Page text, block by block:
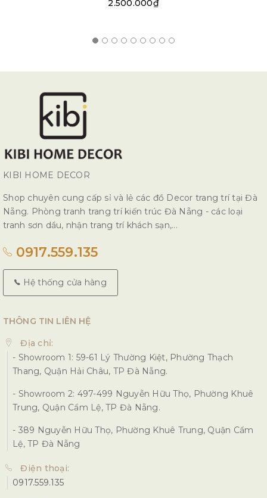
2.500.000₫
KIBI HOME DECOR
Shop chuyên cung cấp sỉ và lẻ các đồ Decor trang trí tại Đà
Nẵng. Phòng tranh trang trí kiến trúc Đà Nẵng - các loại
tranh sơn dầu, nhận trang trí khách sạn,...
0917.559.135
Hệ thống cửa hàng
THÔNG TIN LIÊN HỆ
Địa chỉ:
- Showroom 1: 59-61 Lý Thường Kiệt, Phường Thạch
Thang, Quận Hải Châu, TP Đà Nẵng.
- Showroom 2: 497-499 Nguyễn Hữu Thọ, Phường Khuê
Trung, Quận Cẩm Lệ, TP Đà Nẵng.
- 389 Nguyễn Hữu Thọ, Phường Khuê Trung, Quận Cẩm
Lệ, TP Đà Nẵng
Điện thoại:
0917.559.135